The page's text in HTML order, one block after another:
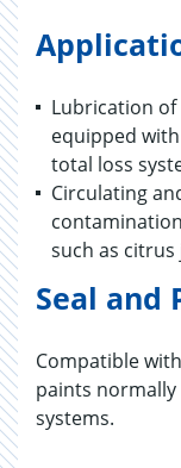
Lubrication
equipped
total loss
Circulating
such as
Seal and
Compatible
paints
systems.